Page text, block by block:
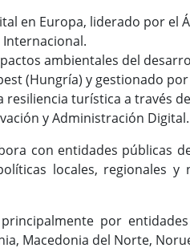
en Europa, liderado por
Internacional.
ambientales del
(Hungría) y gestionado
resiliencia turística a través
y Administración Digital.
con entidades públicas
locales, regionales
por
Macedonia del Norte,